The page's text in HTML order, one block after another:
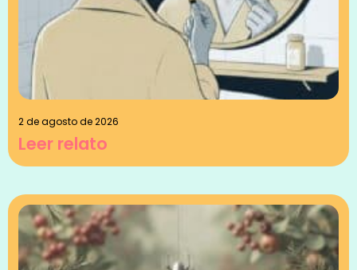
2 de agosto de 2026
Leer relato